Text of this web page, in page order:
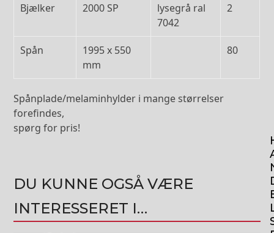
Bjælker 2000 SP
lysegrå ral
7042
2
Spån
1995 x 550
mm
80
Spånplade/melaminhylder i mange størrelser
forefindes,
spørg for pris!
DU KUNNE OGSÅ VÆRE
INTERESSERET I…